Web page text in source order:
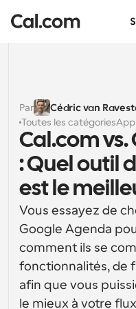
Solutions
Par taille d'équipe
Pour les
Planification
Planification
Pour les
Planification pour
contrôle et de
Pour les entreprises
Entreprise
Développeur
Documentation
Documentation
API
Ressources
Police : Cal Sans
Notre propre police
Tarification
Par
Cédric van
Toutes les catégories
Cal.com
: Quel outil
est le
Vous essayez de
Google Agenda
comment ils se
fonctionnalités, de
afin que vous
le mieux à votre